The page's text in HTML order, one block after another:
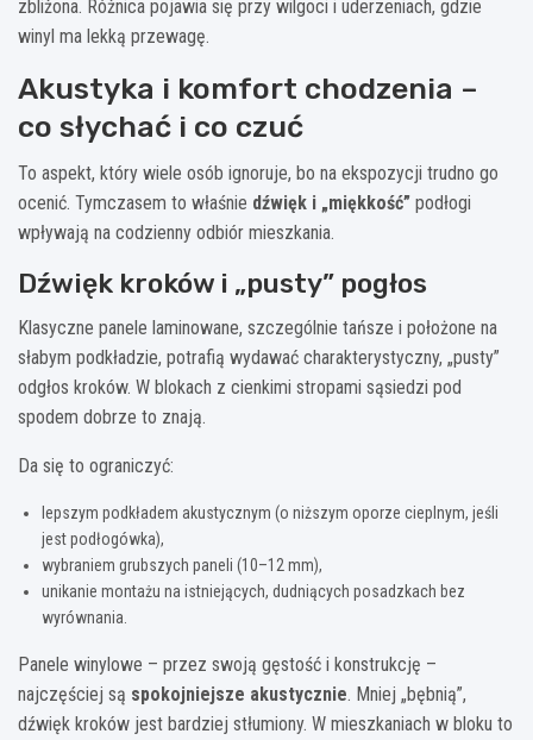
zbliżona. Różnica pojawia się przy wilgoci i uderzeniach, gdzie
winyl ma lekką przewagę.
Akustyka i komfort chodzenia –
co słychać i co czuć
To aspekt, który wiele osób ignoruje, bo na ekspozycji trudno go
ocenić. Tymczasem to właśnie dźwięk i „miękkość” podłogi
wpływają na codzienny odbiór mieszkania.
Dźwięk kroków i „pusty” pogłos
Klasyczne panele laminowane, szczególnie tańsze i położone na
słabym podkładzie, potrafią wydawać charakterystyczny, „pusty”
odgłos kroków. W blokach z cienkimi stropami sąsiedzi pod
spodem dobrze to znają.
Da się to ograniczyć:
lepszym podkładem akustycznym (o niższym oporze cieplnym, jeśli
jest podłogówka),
wybraniem grubszych paneli (10–12 mm),
unikanie montażu na istniejących, dudniących posadzkach bez
wyrównania.
Panele winylowe – przez swoją gęstość i konstrukcję –
najczęściej są spokojniejsze akustycznie. Mniej „bębnią”,
dźwięk kroków jest bardziej stłumiony. W mieszkaniach w bloku to